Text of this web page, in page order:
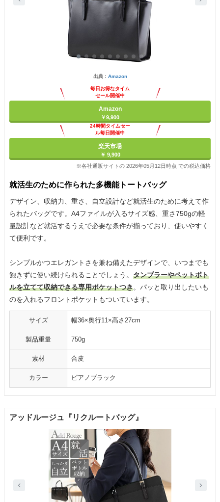
出典： Amazon
毎日お得なタイム
セール開催中
Amazon
￥9,900
24時間タイムセー
ル毎日開催中
楽天市場
￥ 9,900
※各社通販サイトの 2026年05月12日時点 での税込価格
就活生のために作られた多機能トートバッグ
デザイン、収納力、重さ、自立設計など就活生のために考えて作
られたバッグです。A4ファイルが入るサイズ感、重さ750gの軽
量設計など就活するうえで必要な条件が揃っており、使いやすく
て便利です。
シンプルかつエレガントさを兼ね備えたデザインで、いつまでも
飽きずに使い続けられることでしょう。 タンブラーやペットボト
ルを立てて収納できる専用ポケットつき。パッと取り出したいも
のを入れるフロントポケットもついています。
サイズ 幅36×奥行11×高さ27cm
製品重量 750g
素材 合皮
カラー ピアノブラック
アッドルージュ『リクルートバッグ』